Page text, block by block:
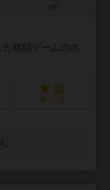
た格闘ゲームのボ
32
持ってる